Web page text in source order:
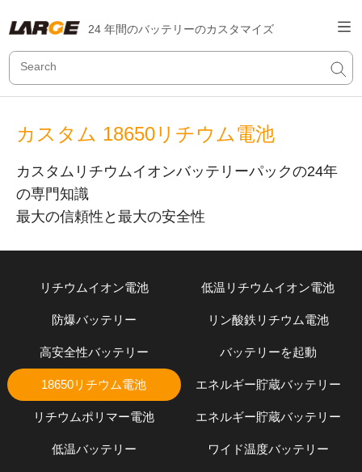
24 年間のバッテリーのカスタマイズ
カスタム 18650リチウム電池
カスタムリチウムイオンバッテリーパックの24年
の専門知識
最大の信頼性と最大の安全性
リチウムイオン電池 低温リチウムイオン電池
防爆バッテリー リン酸鉄リチウム電池
高安全性バッテリー バッテリーを起動
18650リチウム電池 エネルギー貯蔵バッテリー
リチウムポリマー電池 エネルギー貯蔵バッテリー
低温バッテリー ワイド温度バッテリー